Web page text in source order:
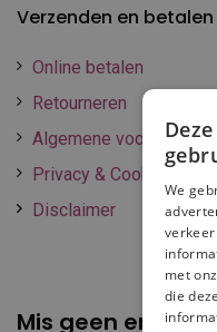
Verzenden en betalen
Online betalen
Retourneren
Algemene voorwaarden
Privacy & Cookie policy
Disclaimer
Mis geen enkele
We
met
die